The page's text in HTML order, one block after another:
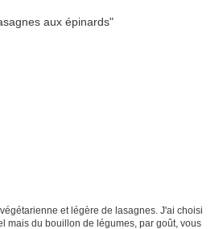
et légère de lasagnes. J'ai choisi
mais du bouillon de légumes, par goût, vous